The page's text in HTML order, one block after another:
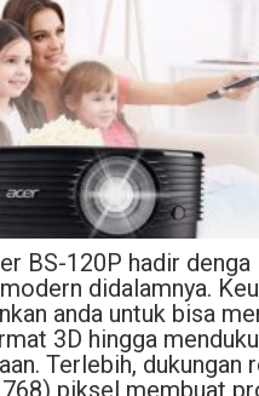
BS-120P hadir denga
didalamnya.
anda untuk bisa
3D hingga
Terlebih, dukungan
768) piksel membuat